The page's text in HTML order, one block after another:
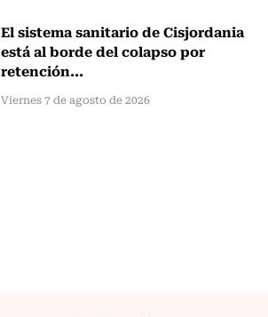
El sistema sanitario de Cisjordania
está al borde del colapso por
retención...
Viernes 7 de agosto de 2026